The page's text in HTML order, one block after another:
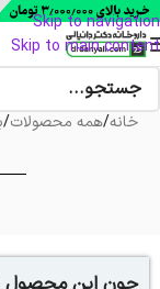
Skip to navigation
Skip to main content
خانه/همه محصولات/